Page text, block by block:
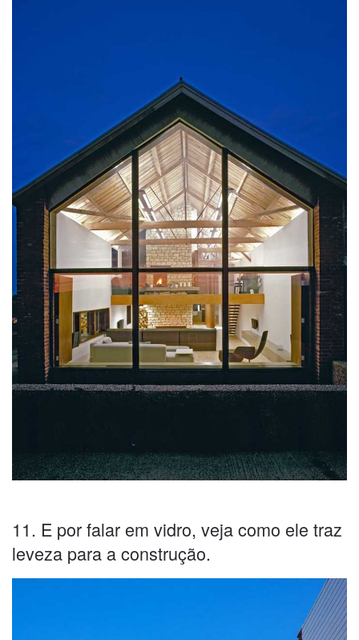
11. E por falar em vidro, veja como ele traz
leveza para a construção.